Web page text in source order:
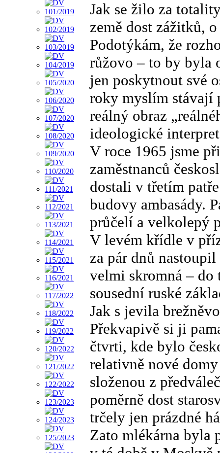
Jak se žilo za
země dost zážitků,
Podotýkám, že
růžovo – to by byla
jen poskytnout své
roky myslím stávají
reálný obraz
ideologické
V roce 1965 jsme
zaměstnanců
dostali v třetím
budovy ambasády.
průčelí a velkolepý
V levém křídle v
za pár dnů
velmi skromná –
sousední ruské
Jak s jevila
Překvapivě si ji
čtvrti, kde bylo
relativně nové
složenou z
poměrně dost
trčely jen prázdné
Zato mlékárna byla